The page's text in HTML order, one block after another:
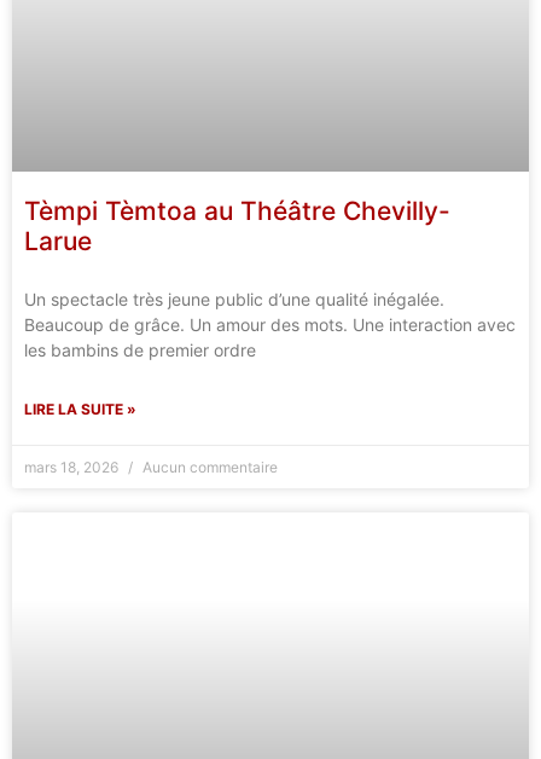
Tèmpi Tèmtoa au Théâtre Chevilly-
Larue
Un spectacle très jeune public d’une qualité inégalée.
Beaucoup de grâce. Un amour des mots. Une interaction avec
les bambins de premier ordre
LIRE LA SUITE »
mars 18, 2026 Aucun commentaire